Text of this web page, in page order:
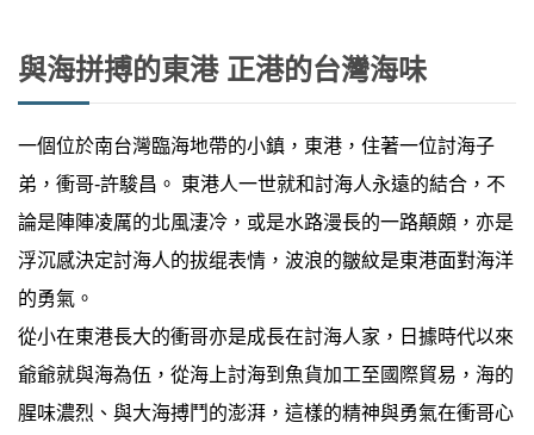
與海拼搏的東港 正港的台灣海味
一個位於南台灣臨海地帶的小鎮，東港，住著一位討海子
弟，衝哥-許駿昌。 東港人一世就和討海人永遠的結合，不
論是陣陣凌厲的北風淒冷，或是水路漫長的一路顛頗，亦是
浮沉感決定討海人的拔绲表情，波浪的皺紋是東港面對海洋
的勇氣。
從小在東港長大的衝哥亦是成長在討海人家，日據時代以來
爺爺就與海為伍，從海上討海到魚貨加工至國際貿易，海的
腥味濃烈、與大海搏鬥的澎湃，這樣的精神與勇氣在衝哥心